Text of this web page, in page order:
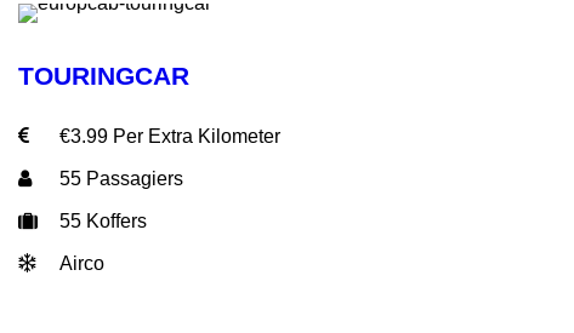
TOURINGCAR
€3.99 Per Extra Kilometer
55 Passagiers
55 Koffers
Airco